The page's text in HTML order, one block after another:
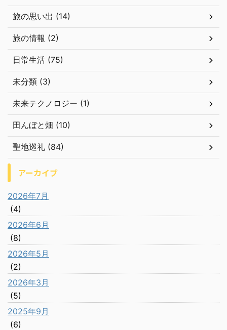
旅の思い出 (14)
旅の情報 (2)
日常生活 (75)
未分類 (3)
未来テクノロジー (1)
田んぼと畑 (10)
聖地巡礼 (84)
アーカイブ
2026年7月
(4)
2026年6月
(8)
2026年5月
(2)
2026年3月
(5)
2025年9月
(6)